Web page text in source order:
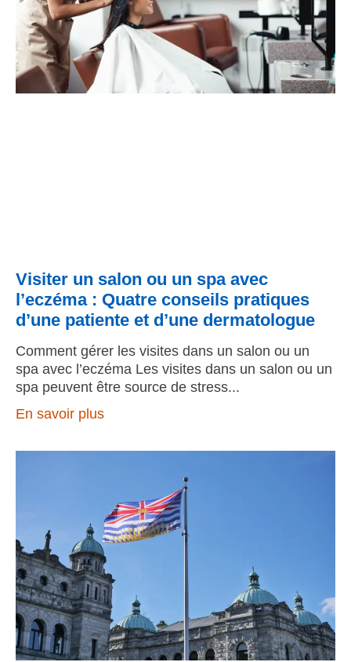
Visiter un salon ou un spa avec
l’eczéma : Quatre conseils pratiques
d’une patiente et d’une dermatologue
Comment gérer les visites dans un salon ou un
spa avec l’eczéma Les visites dans un salon ou un
spa peuvent être source de stress
En savoir plus